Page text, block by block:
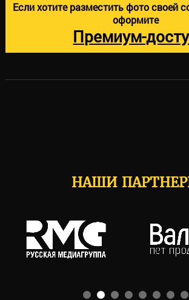
Если хотите разместить фото своей
оформите
Премиум-
НАШИ